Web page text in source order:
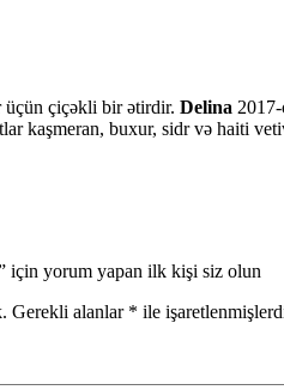
üçün çiçəkli bir ətirdir. Delina
kaşmeran, buxur, sidr və haiti
için yorum yapan ilk kişi siz olun
Gerekli alanlar * ile